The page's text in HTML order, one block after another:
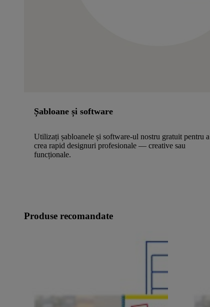
Șabloane și software
Utilizați șabloanele și software-ul nostru gratuit pentru a
crea rapid designuri profesionale — creative sau
funcționale.
Produse recomandate